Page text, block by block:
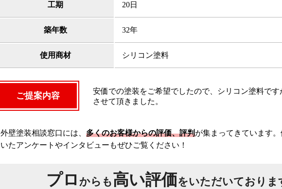
工期 20日
築年数 32年
使用商材 シリコン塗料
ご提案内容
安価での塗装をご希望でしたので、シリコン塗料です
させて頂きました。
外壁塗装相談窓口には、 多くのお客様からの評価、評判が集まってきています
いたアンケートやインタビューもぜひご覧ください！
プロ からも高い評価をいただいておりま